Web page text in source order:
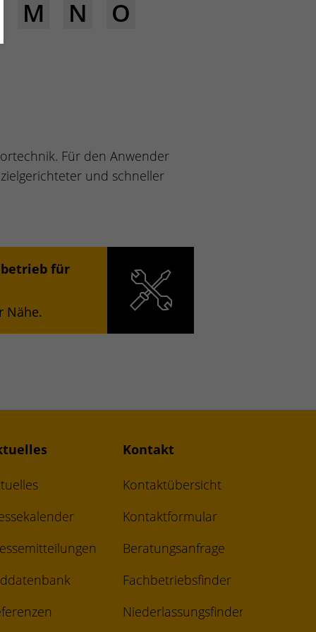
M N O
Für den Anwender
und schneller
für
Nähe.
Kontakt
Kontaktübersicht
Kontaktformular
Beratungsanfrage
Fachbetriebsfinder
Niederlassungsfinder